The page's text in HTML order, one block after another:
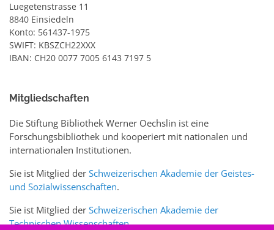
Luegetenstrasse 11
8840 Einsiedeln
Konto: 561437-1975
SWIFT: KBSZCH22XXX
IBAN: CH20 0077 7005 6143 7197 5
Mitgliedschaften
Die Stiftung Bibliothek Werner Oechslin ist eine
Forschungsbibliothek und kooperiert mit nationalen und
internationalen Institutionen.
Sie ist Mitglied der Schweizerischen Akademie der Geistes-
und Sozialwissenschaften.
Sie ist Mitglied der Schweizerischen Akademie der
Technischen Wissenschaften.